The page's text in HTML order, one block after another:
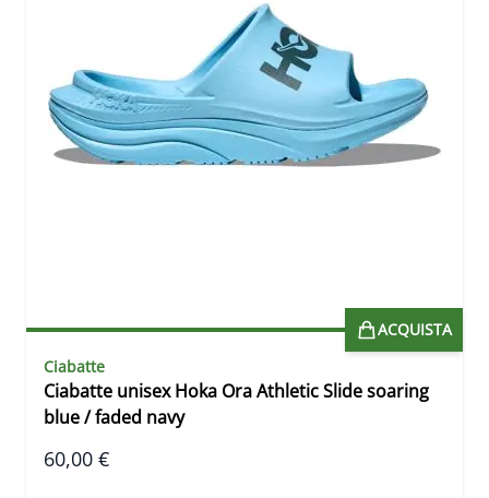
ACQUISTA
Ciabatte
Ciabatte unisex Hoka Ora Athletic Slide soaring
blue / faded navy
60,00 €